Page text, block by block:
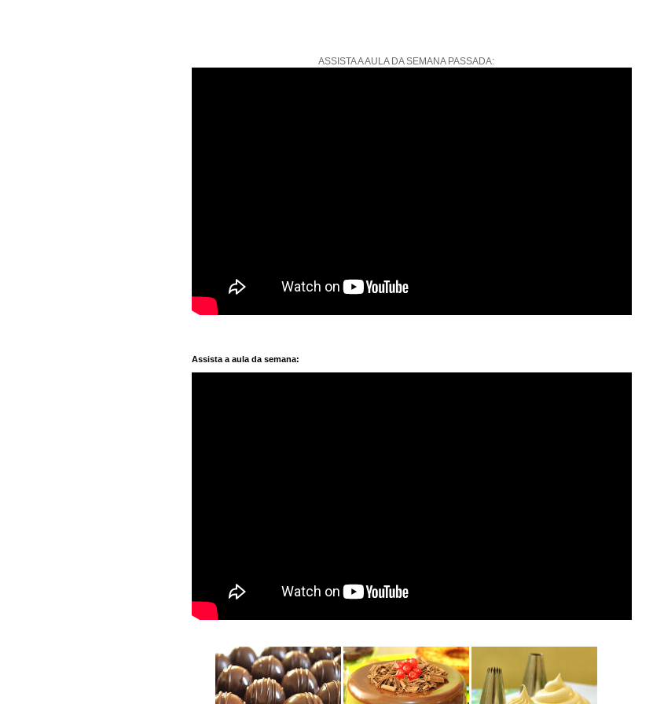
ASSISTA A AULA DA SEMANA PASSADA:
Assista a aula da semana: